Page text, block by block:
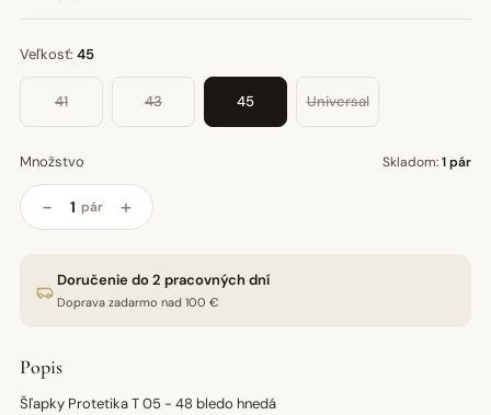
Veľkosť: 45
41 43 45 Universal
Množstvo Skladom:1 pár
− pár +
Doručenie do 2 pracovných dní
Doprava zadarmo nad 100 €
Popis
Šľapky Protetika T 05 - 48 bledo hnedá